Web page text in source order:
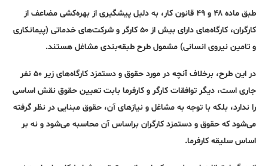
طبق ماده ۴۸ و ۴۹ قانون کار، به دلیل پیشگیری از بهره‌کشی مضاعف از
کارگران، کارگاه‌های دارای بیش از ۵۰ کارگر و شرکت‌های خدماتی (پیمانکاری
و تامین نیروی انسانی) مشمول طرح طبقه‌بندی مشاغل هستند.
در این طرح، برخلاف آنچه در مورد حقوق و دستمزد کارگاه‌های زیر ۵۰ نفر
جاری است، دیگر توافقات کارگر و کارفرما بابت تعیین حقوق نقش اساسی
را ندارد، بلکه با توجه به مشاغل و نیازهای آن، حقوق مبنایی در نظر گرفته
می‌شود که حقوق و دستمزد کارگران براساس آن محاسبه می‌شود و نه بر
اساس سلیقه کارفرما.